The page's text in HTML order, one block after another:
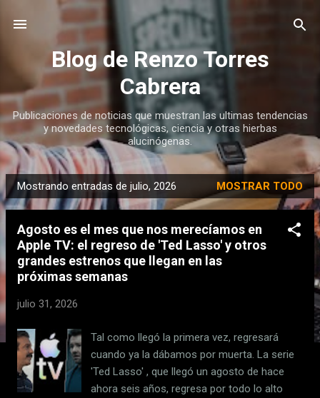
Ir al contenido principal
Blog de Renzo Torres
Cabrera
Publicaciones de noticias que muestran las ultimas tendencias
y novedades tecnológicas, ciencia y otras hierbas
alucinógenas.
E
n
Mostrando entradas de julio, 2026 MOSTRAR TODO
Agosto es el mes que nos merecíamos en
Apple TV: el regreso de 'Ted Lasso' y otros
grandes estrenos que llegan en las
próximas semanas
julio 31, 2026
Tal como llegó la primera vez, regresará
cuando ya la dábamos por muerta. La serie
'Ted Lasso' , que llegó un agosto de hace
ahora seis años, regresa por todo lo alto